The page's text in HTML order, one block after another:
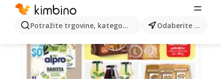
Potražite trgovine, kategorije, proizvode... Odaberite grad